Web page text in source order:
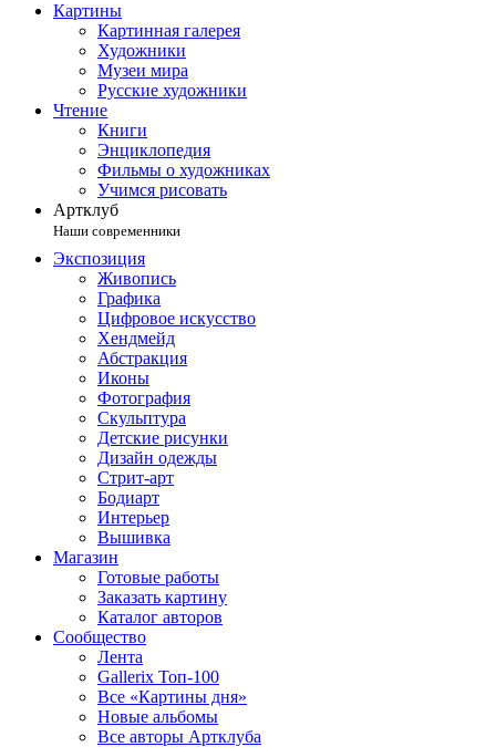
Картины
Картинная галерея
Художники
Музеи мира
Русские художники
Чтение
Книги
Энциклопедия
Фильмы о художниках
Учимся рисовать
Артклуб
Наши современники
Экспозиция
Живопись
Графика
Цифровое искусство
Хендмейд
Абстракция
Иконы
Фотография
Скульптура
Детские рисунки
Дизайн одежды
Стрит-арт
Бодиарт
Интерьер
Вышивка
Магазин
Готовые работы
Заказать картину
Каталог авторов
Сообщество
Лента
Gallerix Топ-100
Все «Картины дня»
Новые альбомы
Все авторы Артклуба